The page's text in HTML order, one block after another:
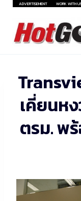
Skip
content
ADVERTISEMENT WORK WITH
เคี่ยนห
ตรม. พ